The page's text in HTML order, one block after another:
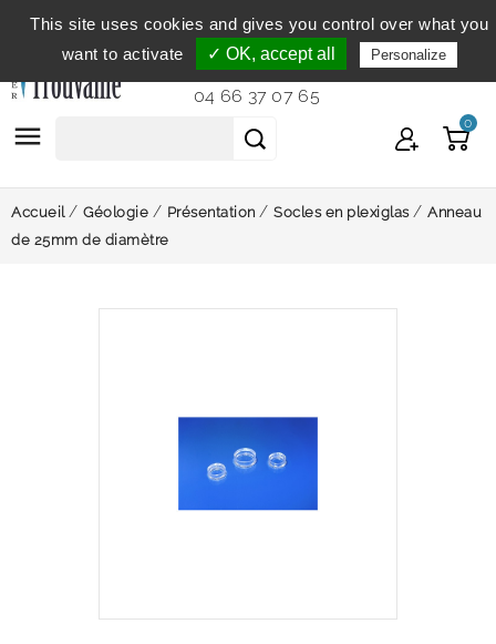
Service clientèle
du lundi au vendredi de 9h à 12h et
de 14h à 18h...
04 66 37 07 65
 0
Accueil Géologie Présentation Socles en plexiglas
Anneau
de 25mm de diamètre
This site uses cookies and gives you control over what you
want to activate
✓ OK, accept all Personalize